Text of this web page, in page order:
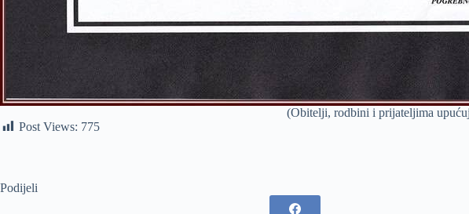
(Obitelji, rodbini i prijateljima
Post Views: 775
Podijeli